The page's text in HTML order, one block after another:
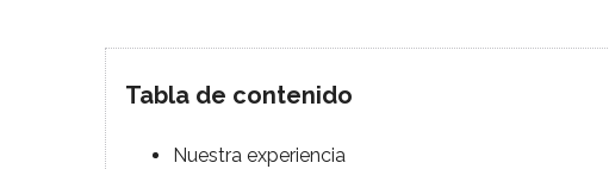
Tabla de contenido
Nuestra experiencia